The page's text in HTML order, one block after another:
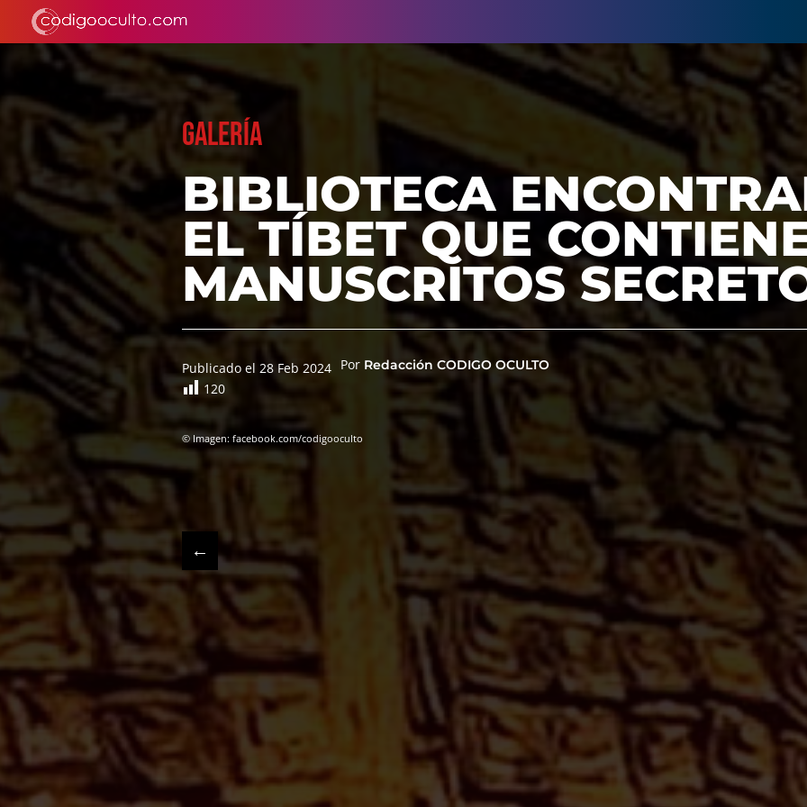
GALERÍA
BIBLIOTECA
EL TÍBET QUE
MANUSCRITOS
Publicado el 28 Feb 2024 Por Redacción CODIGO OCULTO
120
© Imagen: facebook.com/codigooculto
←